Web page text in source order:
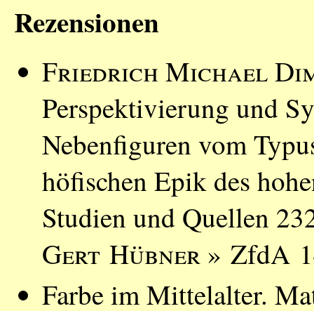
Rezensionen
Friedrich Michael
Perspektivierung und
Nebenfiguren vom
höfischen Epik des
Studien und Quellen
Gert Hübner » ZfdA
Farbe im Mittelalter.